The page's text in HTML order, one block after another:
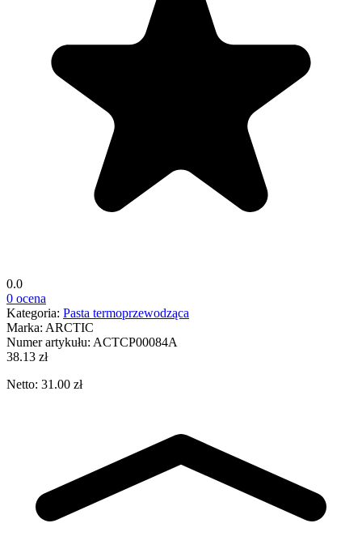
0.0
0 ocena
Kategoria: Pasta termoprzewodząca
Marka: ARCTIC
Numer artykułu: ACTCP00084A
38.13 zł
Netto: 31.00 zł